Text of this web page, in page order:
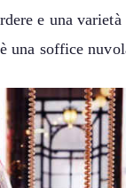
e una
una soffice